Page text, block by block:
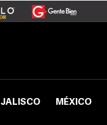
JALISCO MÉXICO